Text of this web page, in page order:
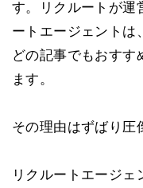
す。リクルートが運
ートエージェントは
どの記事でもおすす
ます。
その理由はずばり圧
リクルートエージェ